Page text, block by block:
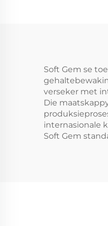
Soft Gem se
verseker met
Die
internasionale
Soft Gem